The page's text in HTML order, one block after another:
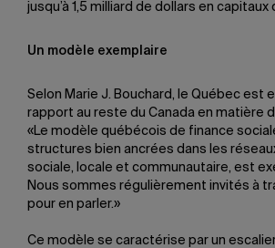
jusqu’à 1,5 milliard de dollars en
Un modèle exemplaire
Selon Marie J. Bouchard, le Québec est
rapport au reste du Canada en matière
«Le modèle québécois de finance
structures bien ancrées dans les
sociale, locale et communautaire, est
Nous sommes régulièrement invités à
pour en parler.»
Ce modèle se caractérise par un